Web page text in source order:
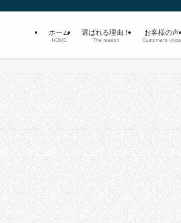
ホーム
HOME
選ばれる理由！
The reason
お客様の声
Customer’s voice